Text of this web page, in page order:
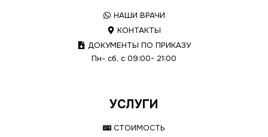
НАШИ ВРАЧИ
КОНТАКТЫ
ДОКУМЕНТЫ ПО ПРИКАЗУ
Пн- сб, с 09:00- 21:00
УСЛУГИ
СТОИМОСТЬ